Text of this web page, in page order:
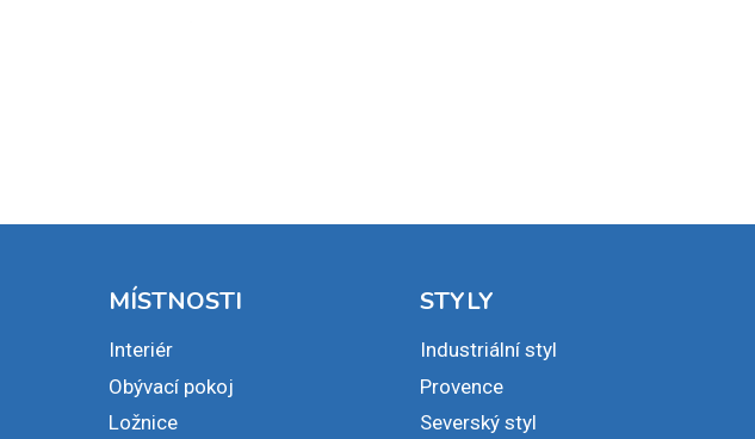
MÍSTNOSTI
Interiér
Obývací pokoj
Ložnice
STYLY
Industriální styl
Provence
Severský styl